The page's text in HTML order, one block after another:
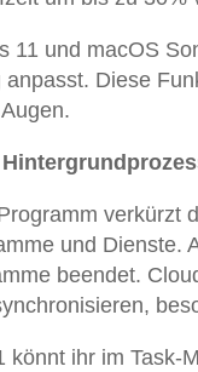
11 und macOS
Diese
verkürzt
und Dienste.
beendet.
könnt ihr im Task-